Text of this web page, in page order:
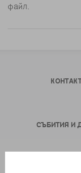
файл.
СЪБИТИЯ И